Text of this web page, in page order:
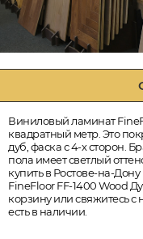
Виниловый ламинат
квадратный метр. Это
дуб, фаска с 4-х сторон.
пола имеет светлый
купить в Ростове-на-
FineFloor FF-1400 Wood
корзину или свяжитесь
есть в наличии.